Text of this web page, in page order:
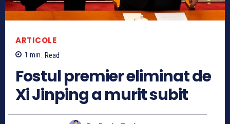
ARTICOLE
1 min. Read
Fostul premier eliminat de
Xi Jinping a murit subit